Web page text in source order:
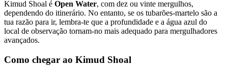
Kimud Shoal é Open Water, com dez ou vinte mergulhos,
dependendo do itinerário. No entanto, se os tubarões-martelo são a
tua razão para ir, lembra-te que a profundidade e a água azul do
local de observação tornam-no mais adequado para mergulhadores
avançados.
Como chegar ao Kimud Shoal